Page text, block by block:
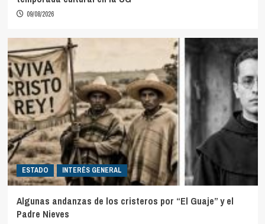
09/08/2026
ESTADO INTERÉS GENERAL
Algunas andanzas de los cristeros por “El Guaje” y el
Padre Nieves